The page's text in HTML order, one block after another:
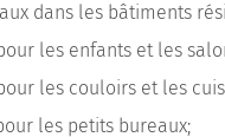
dans les bâtiments
les enfants et les
les couloirs et les
les petits bureaux;